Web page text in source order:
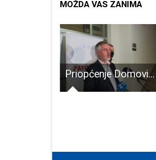
MOŽDA VAS ZANIMA
Priopćenje Domovinskog pokreta Miroslava Škore Ličko senjske županije